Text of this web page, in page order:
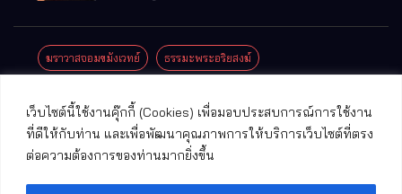
เว็บไซต์นี้ใช้งานคุ๊กกี้ (Cookies) เพื่อมอบประสบการณ์การใช้งาน
ที่ดีให้กับท่าน และเพื่อพัฒนาคุณภาพการให้บริการเว็บไซต์ที่ตรง
ต่อความต้องการของท่านมากยิ่งขึ้น
แล้ว วัดป่า
อ.แม่ริม
จ.เชียงใหม่
มณี
ฆราวาสจอมขมังเวทย์ ธรรมะพระอริยสงฆ์
ปาฏิหาริย์พระเครื่อง
พระพุทธรูปศักดิ์สิทธิ์ วัดที่สําคัญ